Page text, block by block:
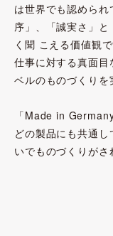
は世界でも認めら
序」、「誠実さ」
く聞 こえる価値観
仕事に対する真面
ベルのものづくりを
「Made in
どの製品にも共通
いでものづくりがさ